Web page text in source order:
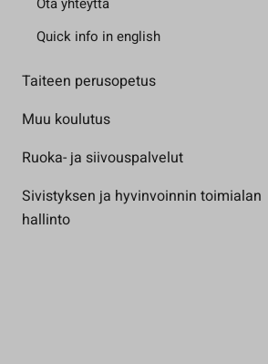
Quick info in english
Taiteen perusopetus
Muu koulutus
Ruoka- ja siivouspalvelut
Sivistyksen ja hyvinvoinnin toimialan
hallinto